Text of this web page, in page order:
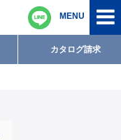
MENU
カタログ請求